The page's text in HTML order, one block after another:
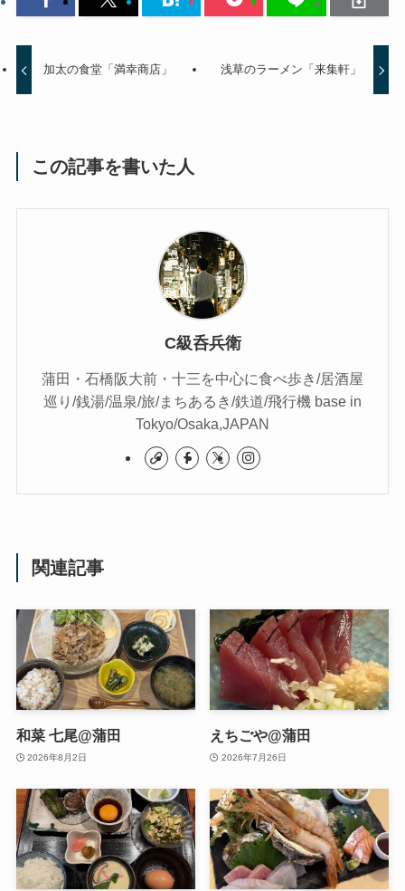
加太の食堂「満幸商店」 浅草のラーメン「来集軒」
この記事を書いた人
C級呑兵衛
蒲田・石橋阪大前・十三を中心に食べ歩き/居酒屋
巡り/銭湯/温泉/旅/まちあるき/鉄道/飛行機 base in
Tokyo/Osaka,JAPAN
関連記事
和菜 七尾@蒲田
2026年8月2日
えちごや@蒲田
2026年7月26日